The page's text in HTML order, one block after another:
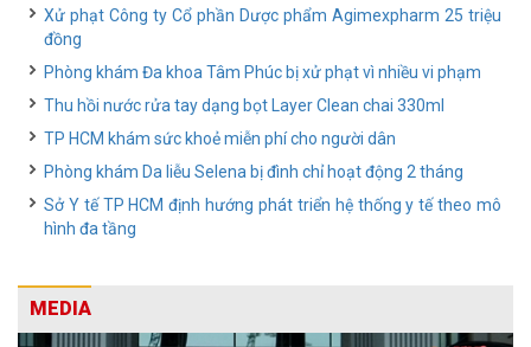
Xử phạt Công ty Cổ phần Dược phẩm Agimexpharm 25 triệu
đồng
Phòng khám Đa khoa Tâm Phúc bị xử phạt vì nhiều vi phạm
Thu hồi nước rửa tay dạng bọt Layer Clean chai 330ml
TP HCM khám sức khoẻ miễn phí cho người dân
Phòng khám Da liễu Selena bị đình chỉ hoạt động 2 tháng
Sở Y tế TP HCM định hướng phát triển hệ thống y tế theo mô
hình đa tầng
MEDIA